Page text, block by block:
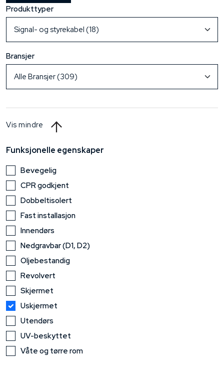
Produkttyper
Bransjer
Vis mindre
Funksjonelle egenskaper
Bevegelig
CPR godkjent
Dobbeltisolert
Fast installasjon
Innendørs
Nedgravbar (D1, D2)
Oljebestandig
Revolvert
Skjermet
Uskjermet
Utendørs
UV-beskyttet
Våte og tørre rom